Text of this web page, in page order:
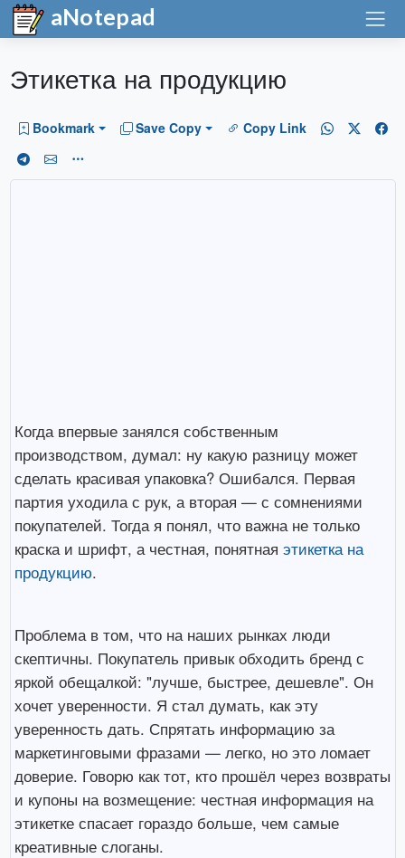
aNotepad
Этикетка на продукцию
Bookmark Save Copy Copy Link
Когда впервые занялся собственным
производством, думал: ну какую разницу может
сделать красивая упаковка? Ошибался. Первая
партия уходила с рук, а вторая — с сомнениями
покупателей. Тогда я понял, что важна не только
краска и шрифт, а честная, понятная этикетка на
продукцию.
Проблема в том, что на наших рынках люди
скептичны. Покупатель привык обходить бренд с
яркой обещалкой: "лучше, быстрее, дешевле". Он
хочет уверенности. Я стал думать, как эту
уверенность дать. Спрятать информацию за
маркетинговыми фразами — легко, но это ломает
доверие. Говорю как тот, кто прошёл через возвраты
и купоны на возмещение: честная информация на
этикетке спасает гораздо больше, чем самые
креативные слоганы.